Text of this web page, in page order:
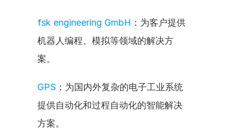
fsk engineering GmbH ：为客户提供
机器人编程、模拟等领域的解决方
案。
GPS ：为国内外复杂的电子工业系统
提供自动化和过程自动化的智能解决
方案。